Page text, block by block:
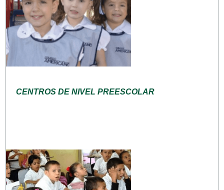
CENTROS DE NIVEL PREESCOLAR